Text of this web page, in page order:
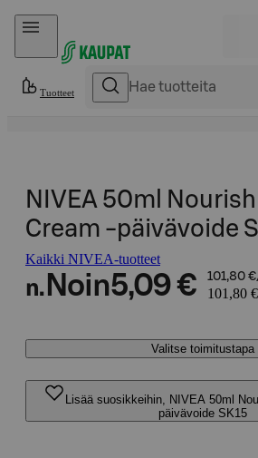
Hyppää sisältöön
Tuotteet
NIVEA 50ml
Cream -päivävoide
Kaikki NIVEA-tuotteet
n. Noin5,09 € 101,80
101,80
Valitse toimitustapa
Lisää suosikkeihin, NIVEA 50ml
päivävoide SK15